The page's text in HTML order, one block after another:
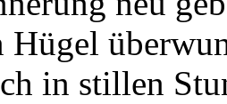
Hügel
in stillen